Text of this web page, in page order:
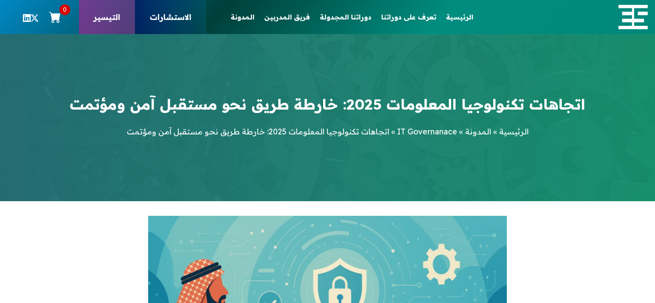
الرئيسية تعرف على دوراتنا دوراتنا المجدولة فريق المدربين المدونة الاستشارات التيسير
0
اتجاهات تكنولوجيا المعلومات 2025: خارطة طريق نحو مستقبل آمن ومؤتمت
الرئيسية » المدونة »
IT Governanace
» اتجاهات تكنولوجيا المعلومات 2025: خارطة طريق نحو مستقبل آمن ومؤتمت